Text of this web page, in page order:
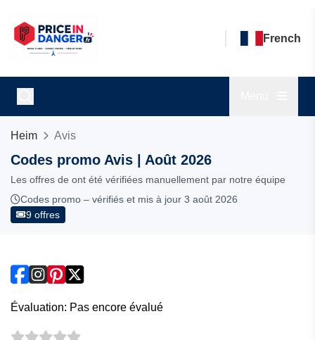
French
Heim Avis
Codes promo Avis | Août 2026
Les offres de ont été vérifiées manuellement par notre équipe
Codes promo – vérifiés et mis à jour 3 août 2026
9 offres
Évaluation: Pas encore évalué